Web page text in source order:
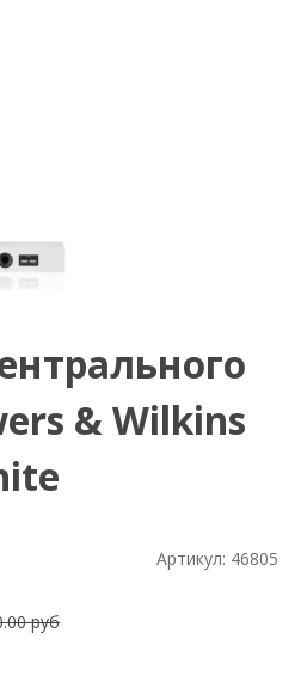
& Wilkins
Артикул: 46805
руб